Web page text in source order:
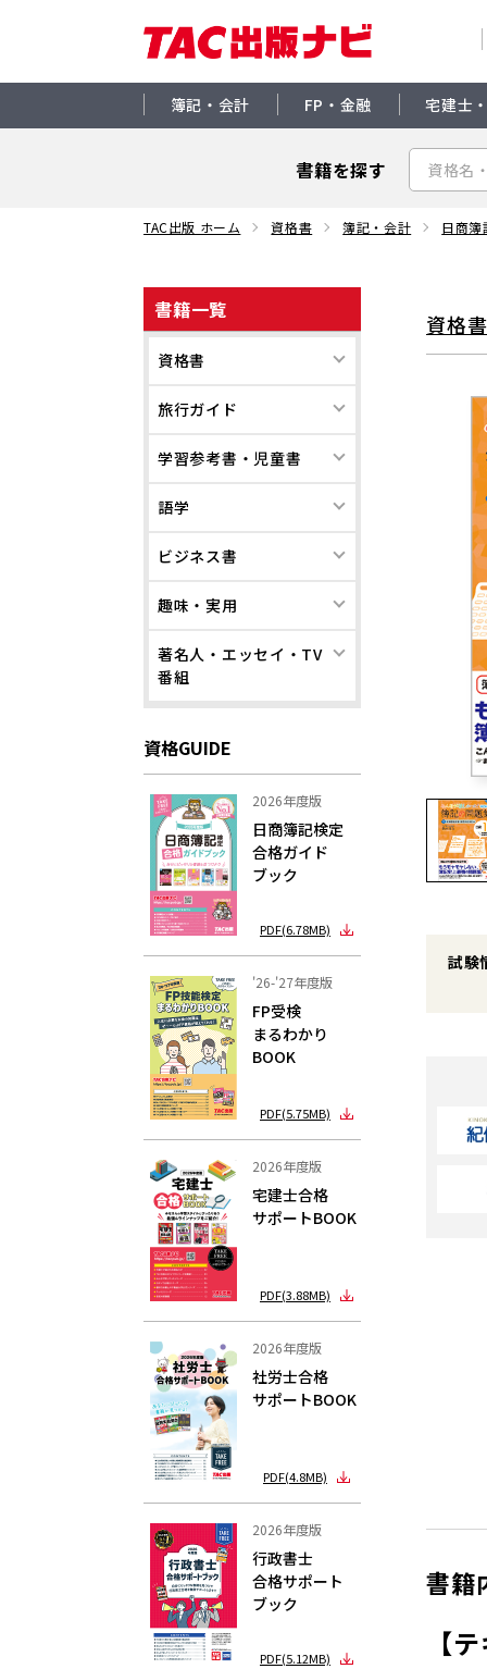
簿記・会計 FP・金融 宅建士
書籍を探す
TAC出版 ホーム 資格書 簿記・会計 日商簿
書籍一覧
資格書
旅行ガイド
学習参考書・児童書
語学
ビジネス書
趣味・実用
著名人・エッセイ・TV
番組
資格GUIDE
2026年度版
日商簿記検定
合格ガイド
ブック
PDF(6.78MB)
'26-'27年度版
FP受検
まるわかり
BOOK
PDF(5.75MB)
2026年度版
宅建士合格
サポートBOOK
PDF(3.88MB)
2026年度版
社労士合格
サポートBOOK
PDF(4.8MB)
2026年度版
行政書士
合格サポート
ブック
PDF(5.12MB)
資格書
試験
書籍
【